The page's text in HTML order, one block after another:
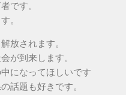
です。
。
放されます。
が到来します。
になってほしいです
話題も好きです。